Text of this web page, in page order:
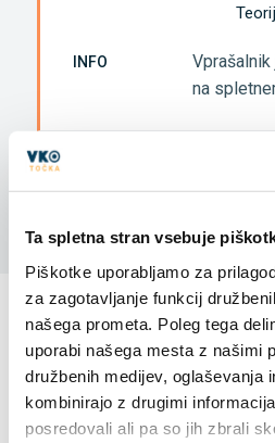
Ta spletna stran vsebuje
Piškotke uporabljamo za
za zagotavljanje funkcij
našega prometa. Poleg tega
uporabi našega mesta z našimi
družbenih medijev, oglaševanja
kombinirajo z drugimi
posredovali ali pa so jih zbrali
INFO
na
DELITE S PRIJATELJI
VSI